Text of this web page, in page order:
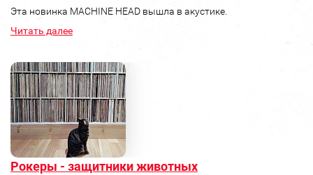
Эта новинка MACHINE HEAD вышла в акустике.
Читать далее
Рокеры - защитники животных